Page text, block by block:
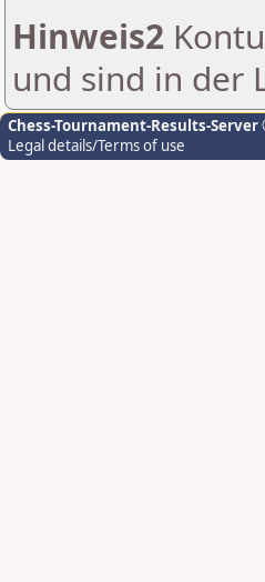
Hinweis2
und sind in der
Chess-Tournament-Results-Server
Legal details/Terms of use